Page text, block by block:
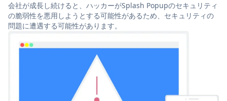
会社が成長し続けると、ハッカーがSplash Popupのセキュリティ
の脆弱性を悪用しようとする可能性があるため、セキュリティの
問題に遭遇する可能性があります。